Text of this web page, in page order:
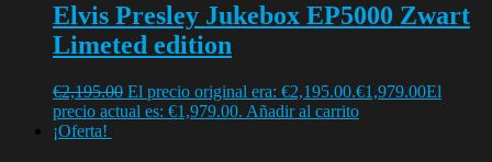
Elvis Presley Jukebox EP5000 Zwart
Limeted edition
€2,195.00 El precio original era: €2,195.00.€1,979.00El
precio actual es: €1,979.00. Añadir al carrito
¡Oferta!